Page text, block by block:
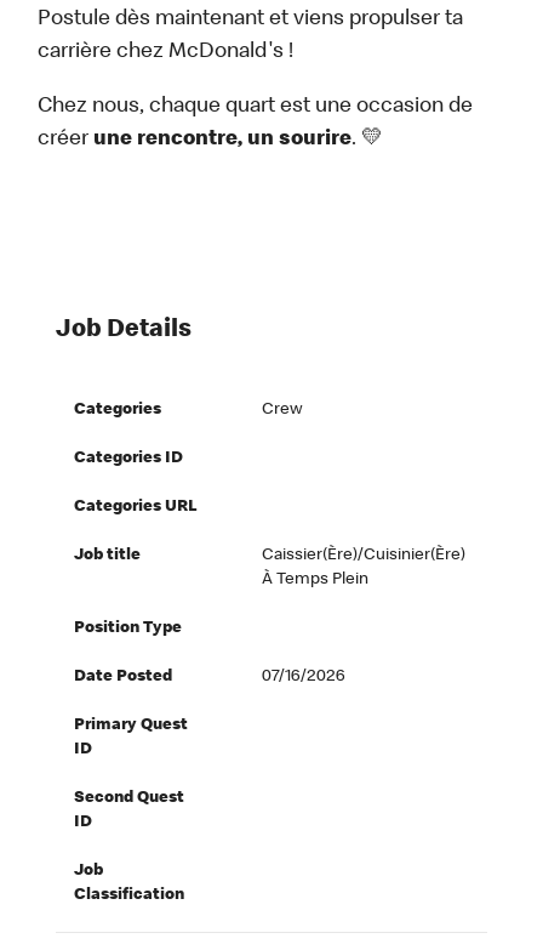
Postule dès maintenant et viens propulser ta
carrière chez McDonald's !
Chez nous, chaque quart est une occasion de
créer une rencontre, un sourire. 💛
Job Details
Categories Crew
Categories ID
Categories URL
Job title
Caissier(ère)/Cuisinier(ère)
À Temps Plein
Position Type
Date Posted 07/16/2026
Primary Quest
ID
Second Quest
ID
Job
Classification